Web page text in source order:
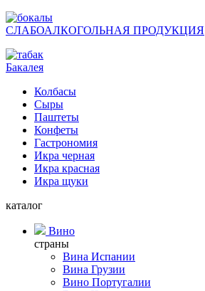
СЛАБОАЛКОГОЛЬНАЯ ПРОДУКЦИЯ
Бакалея
Колбасы
Сыры
Паштеты
Конфеты
Гастрономия
Икра черная
Икра красная
Икра щуки
каталог
Вино
страны
Вина Испании
Вина Грузии
Вино Португалии